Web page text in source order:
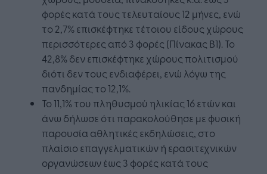
φορές κατά τους τελευταίους 12 μήνες, ενώ
το 2,7% επισκέφτηκε τέτοιου είδους χώρους
περισσότερες από 3 φορές (Πίνακας Β1). Το
42,8% δεν επισκέφτηκε χώρους πολιτισμού
διότι δεν τους ενδιαφέρει, ενώ λόγω της
πανδημίας το 12,1%.
Το 11,1% του πληθυσμού ηλικίας 16 ετών και
άνω δήλωσε ότι παρακολούθησε με φυσική
παρουσία αθλητικές εκδηλώσεις, στο
πλαίσιο επαγγελματικών ή ερασιτεχνικών
οργανώσεων έως 3 φορές κατά τους